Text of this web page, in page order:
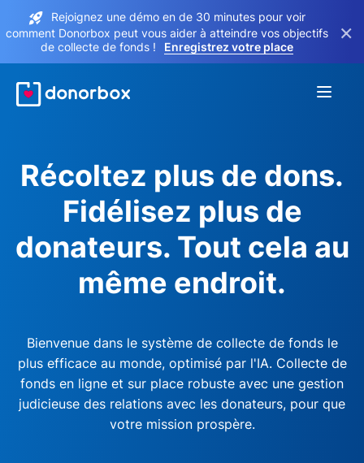
Rejoignez une démo en de 30 minutes pour voir
comment Donorbox peut vous aider à atteindre vos objectifs
de collecte de fonds !
Enregistrez votre place
×
Récoltez plus de dons.
Fidélisez plus de
donateurs. Tout cela au
même endroit.
Bienvenue dans le système de collecte de fonds le
plus efficace au monde, optimisé par l'IA. Collecte de
fonds en ligne et sur place robuste avec une gestion
judicieuse des relations avec les donateurs, pour que
votre mission prospère.